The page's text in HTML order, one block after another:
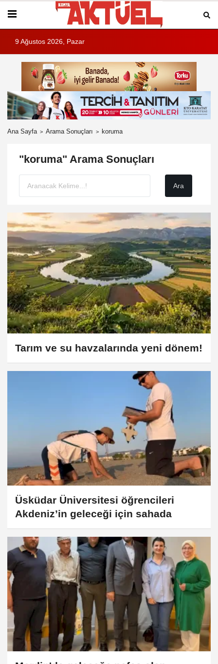
9 Ağustos 2026, Pazar
Ana Sayfa Arama Sonuçları koruma
"koruma" Arama Sonuçları
Tarım ve su havzalarında yeni dönem!
Üsküdar Üniversitesi öğrencileri
Akdeniz’in geleceği için sahada